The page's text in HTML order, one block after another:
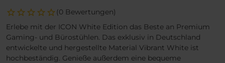
(0 Bewertungen)
Erlebe mit der ICON White Edition das Beste an Premium
Gaming- und Bürostühlen. Das exklusiv in Deutschland
entwickelte und hergestellte Material Vibrant White ist
hochbeständig. Genieße außerdem eine bequeme